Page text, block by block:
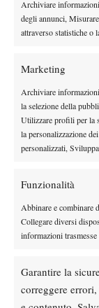
Archiviare
degli annunci,
attraverso statistiche o
Marketing
Archiviare
la selezione della
Utilizzare profili per la
la personalizzazione
personalizzati,
Funzionalità
Abbinare e combinare
Collegare diversi
informazioni trasmesse
Garantire la
correggere
TAGGED:
Mosè Navarra